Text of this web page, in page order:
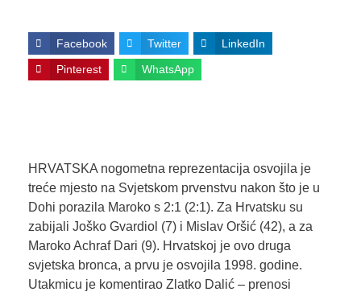
Facebook Twitter LinkedIn
Pinterest WhatsApp
HRVATSKA nogometna reprezentacija osvojila je
treće mjesto na Svjetskom prvenstvu nakon što je u
Dohi porazila Maroko s 2:1 (2:1). Za Hrvatsku su
zabijali Joško Gvardiol (7) i Mislav Oršić (42), a za
Maroko Achraf Dari (9). Hrvatskoj je ovo druga
svjetska bronca, a prvu je osvojila 1998. godine.
Utakmicu je komentirao Zlatko Dalić – prenosi